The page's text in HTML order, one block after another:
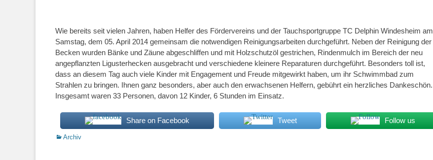
Wie bereits seit vielen Jahren, haben Helfer des Fördervereins und der Tauchsportgruppe TC Delphin Windesheim am
Samstag, dem 05. April 2014 gemeinsam die notwendigen Reinigungsarbeiten durchgeführt. Neben der Reinigung der
Becken wurden Bänke und Zäune abgeschliffen und mit Holzschutzöl gestrichen, Rindenmulch im Bereich der neu
angepflanzten Ligusterhecken ausgebracht und verschiedene kleinere Reparaturen durchgeführt. Besonders toll ist,
dass an diesem Tag auch viele Kinder mit Engagement und Freude mitgewirkt haben, um ihr Schwimmbad zum
Strahlen zu bringen. Ihnen ganz besonders, aber auch den erwachsenen Helfern, gebührt ein herzliches Dankeschön.
Insgesamt waren 33 Personen, davon 12 Kinder, 6 Stunden im Einsatz.
Share on Facebook Tweet Follow us
Kategorien
Archiv